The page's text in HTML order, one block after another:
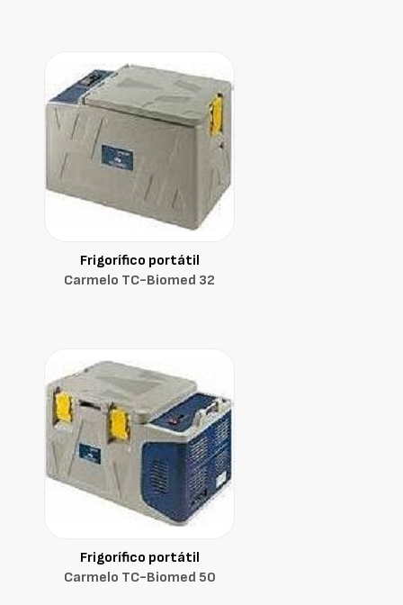
Frigorífico portátil
Carmelo TC-Biomed 32
Frigorífico portátil
Carmelo TC-Biomed 50